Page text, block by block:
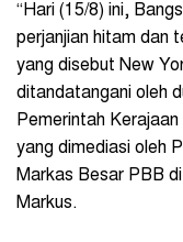
“Hari (15/8) ini,
perjanjian hitam dan
yang disebut New
ditandatangani oleh
Pemerintah
yang dimediasi oleh
Markas Besar PBB
Markus.